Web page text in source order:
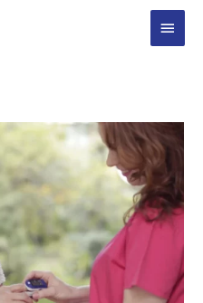
Main
Menu